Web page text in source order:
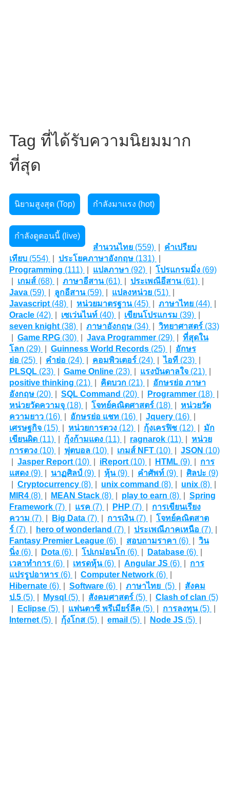
Tag ที่ได้รับความนิยมมาก
ที่สุด
นิยามสูงสุด (Top) กำลังมาแรง (hot)
กำลังดูตอนนี้ (live)
สำนวนไทย(559)
คำเปรียบ
เทียบ(554) ประโยคภาษาอังกฤษ(131)
Programming (111) แปลภาษา(92) โปรแกรมมิ่ง(69)
เกมส์(68) ภาษาอีสาน(61) ประเพณีอีสาน(61)
Java(59) ลูกอีสาน(59) แปลงหน่วย(51)
Javascript(48) หน่วยมาตรฐาน(45) ภาษาไทย(44)
Oracle(42) เซเว่นไนท์(40) เขียนโปรแกรม (39)
seven knight(38) ภาษาอังกฤษ(34) วิทยาศาสตร์(33)
Game RPG(30) Java Programmer(29)
ที่สุดใน
โลก(29) Guinness World Records(25)
อักษร
ย่อ (25) คำย่อ (24) คอมพิวเตอร์(24) |ไอที(23)
PLSQL(23) Game Online(23) แรงบันดาลใจ(21)
positive thinking (21) คิดบวก(21)
อักษรย่อ ภาษา
อังกฤษ(20) SQL Command (20) Programmer(18)
หน่วยวัดความจุ(18) โจทย์คณิตศาสตร์(18)
หน่วยวัด
ความยาว(16) อักษรย่อ แชท(16) Jquery(16)
เศรษฐกิจ(15) หน่วยการตวง(12) กุ้งเครฟิช(12)
มัก
เขียนผิด(11) กุ้งก้ามแดง(11) ragnarok(11)
หน่วย
การตวง(10) ฟุตบอล(10) เกมส์ NFT(10) JSON (10)
Jasper Report(10) iReport(10) HTML(9)
การ
แสดง(9) นาฏศิลป์ (9) หุ้น(9) คำศัพท์(9) ศิลปะ (9)
Cryptocurrency(8) unix command (8) unix(8)
MIR4(8) MEAN Stack(8) play to earn (8)
Spring
Framework(7) แรค (7) PHP (7)
การเขียนเรียง
ความ (7) Big Data(7) การเงิน(7)
โจทย์คณิตสาต
ร์(7) hero of wonderland (7) ประเพณีภาคเหนือ (7)
Fantasy Premier League(6) สอบถามราคา(6)
วิน
นิ่ง(6) Dota(6) โปเกม่อนโก(6) Database(6)
เวลาทำการ(6) เทรดหุ้น(6) Angular JS (6)
การ
แปรรูปอาหาร(6) Computer Network(6)
Hibernate(6) Software(6) ภาษาไทย (5)
สังคม
ป.5(5) Mysql (5) สังคมศาสตร์(5) Clash of clan (5)
Eclipse(5) แฟนตาซี พรีเมียร์ลีค (5) การลงทุน(5)
Internet(5) กุ้งโกส(5) email (5) Node JS (5)